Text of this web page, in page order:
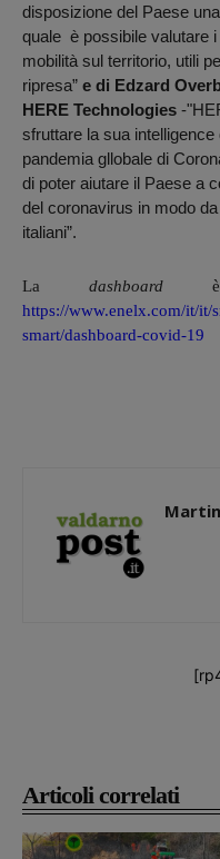
Articoli correlati
disposizione del Paese
quale è possibile valutare i
mobilità sul territorio, utili
ripresa” e di Edzard
HERE Technologies -"
sfruttare la sua
pandemia gllobale di
di poter aiutare il Paese a
del coronavirus in modo
italiani”.
La dashboard è
https://www.enelx.com/it/it/
smart/dashboard-covid-19